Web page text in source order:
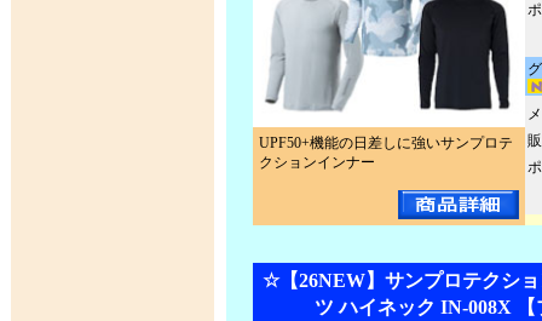
UPF50+機能の日差しに強いサンプロテ
クションインナー
☆【26NEW】サンプロテクシ
ツ ハイネック IN-008X